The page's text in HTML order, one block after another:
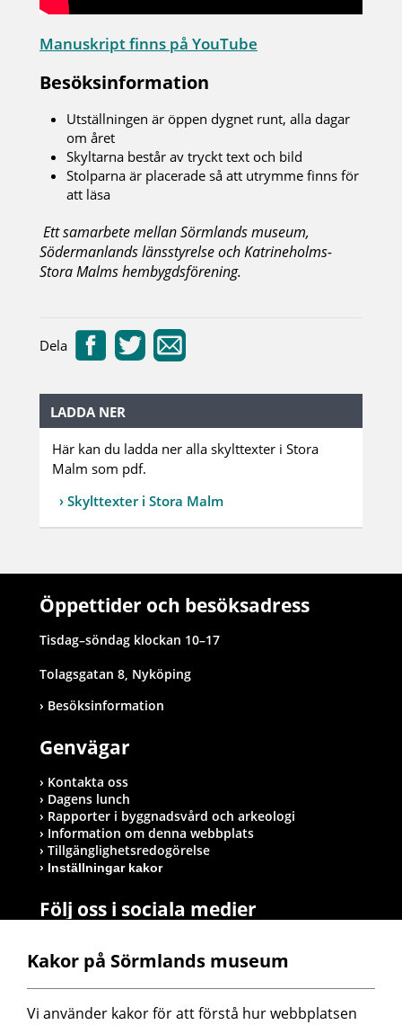
Manuskript finns på YouTube
Besöksinformation
Utställningen är öppen dygnet runt, alla dagar
om året
Skyltarna består av tryckt text och bild
Stolparna är placerade så att utrymme finns för
att läsa
Ett samarbete mellan Sörmlands museum,
Södermanlands länsstyrelse och Katrineholms-
Stora Malms hembygdsförening.
Dela
LADDA NER
Här kan du ladda ner alla skylttexter i Stora
Malm som pdf.
Skylttexter i Stora Malm
Öppettider och besöksadress
Tisdag–söndag klockan 10–17
Tolagsgatan 8, Nyköping
Besöksinformation
Genvägar
Kontakta oss
Dagens lunch
Rapporter i byggnadsvård och arkeologi
Information om denna webbplats
Tillgänglighetsredogörelse
Inställningar kakor
Följ oss i sociala medier
Postadress
Kakor på Sörmlands museum
Vi använder kakor för att förstå hur webbplatsen